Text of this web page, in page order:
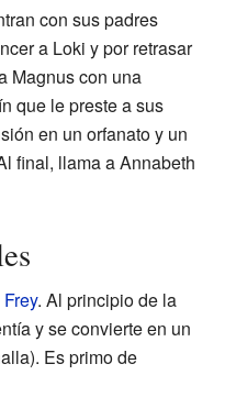
con sus padres
a Loki y por retrasar
Magnus con una
que le preste a sus
en un orfanato y un
final, llama a Annabeth
Frey. Al principio de la
y se convierte en un
Es primo de